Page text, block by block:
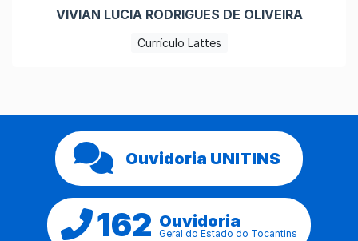
VIVIAN LUCIA RODRIGUES DE OLIVEIRA
Currículo Lattes
Ouvidoria UNITINS
162 Ouvidoria
Geral do Estado do Tocantins